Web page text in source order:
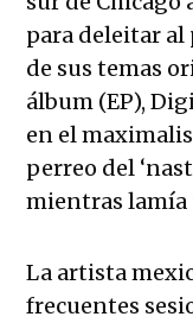
para deleitar
de sus temas
álbum (EP),
en el
perreo del
mientras lamía
La artista
frecuentes